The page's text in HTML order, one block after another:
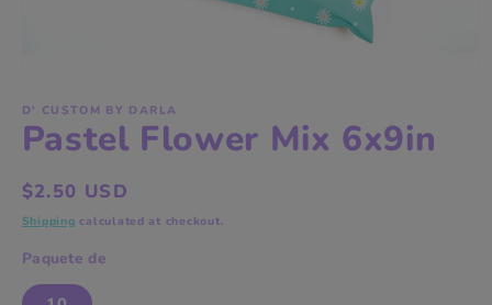
1
in
modal
D' CUSTOM BY DARLA
Pastel Flower Mix 6x9in
Regular
price
$2.50 USD
Shipping calculated at checkout.
Paquete de